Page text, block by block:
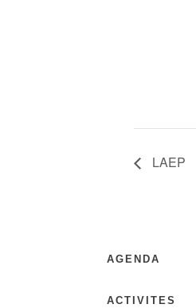
LAEP
AGENDA
ACTIVITES